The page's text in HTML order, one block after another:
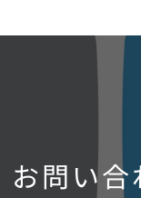
問い